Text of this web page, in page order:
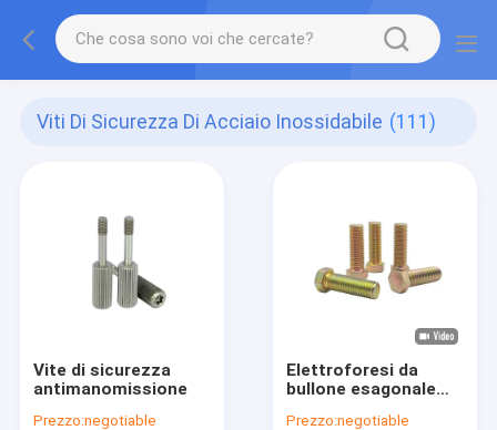
Viti Di Sicurezza Di Acciaio Inossidabile (111)
Vite di sicurezza
antimanomissione
Prezzo:negotiable
Elettroforesi da
bullone esagonale
Prezzo:negotiable